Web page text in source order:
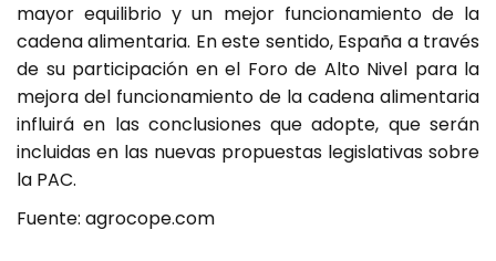
mayor equilibrio y un mejor funcionamiento de la
cadena alimentaria. En este sentido, España a través
de su participación en el Foro de Alto Nivel para la
mejora del funcionamiento de la cadena alimentaria
influirá en las conclusiones que adopte, que serán
incluidas en las nuevas propuestas legislativas sobre
la PAC.
Fuente: agrocope.com